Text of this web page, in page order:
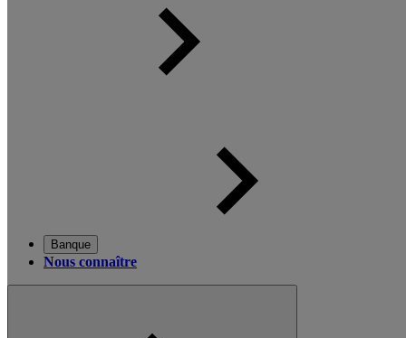
Banque
Nous connaître